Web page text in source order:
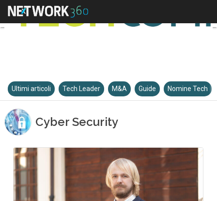
Ultimi articoli Tech Leader M&A Guide Nomine Tech
Cyber Security